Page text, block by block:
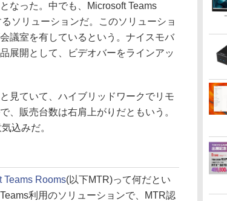
なった。中でも、Microsoft Teams
ソリューションだ。このソリューショ
議室を有しているという。ナイスモバ
展開として、ビデオバーをラインアッ
見ていて、ハイブリッドワークでリモ
、販売台数は右肩上がりだともいう。
込みだ。
Teams Rooms(以下MTR)って何だとい
利用のソリューションで、MTR認